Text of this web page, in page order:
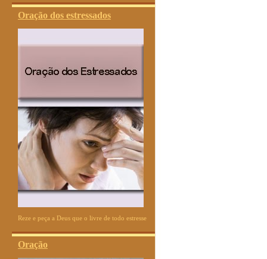
Oração dos estressados
Reze e peça a Deus que o livre de todo estresse
Oração